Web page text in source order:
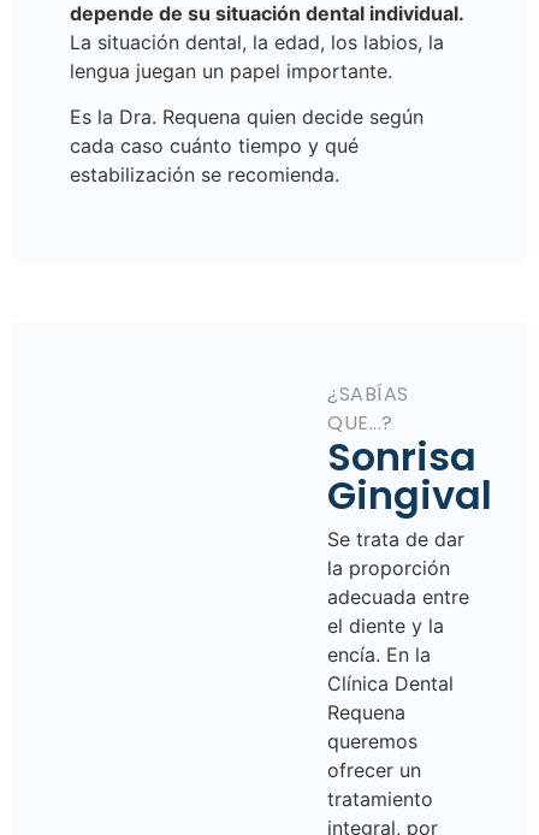
depende de su situación dental individual.
La situación dental, la edad, los labios, la
lengua juegan un papel importante.
Es la Dra. Requena quien decide según
cada caso cuánto tiempo y qué
estabilización se recomienda.
¿SABÍAS
QUE...?
Sonrisa
Gingival
Se trata de dar
la proporción
adecuada entre
el diente y la
encía. En la
Clínica Dental
Requena
queremos
ofrecer un
tratamiento
integral, por